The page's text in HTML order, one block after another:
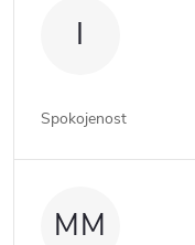
I
Spokojenost
MM